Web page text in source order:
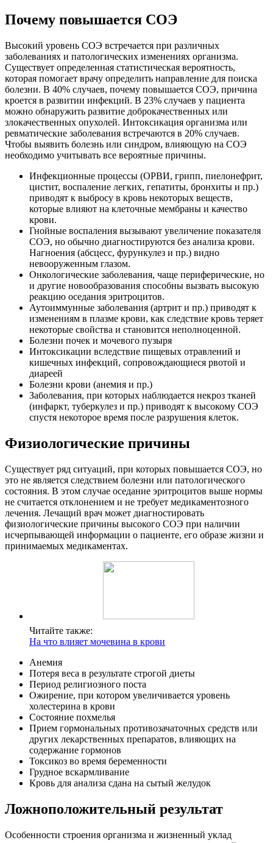
Почему повышается СОЭ
Высокий уровень СОЭ встречается при различных
заболеваниях и патологических изменениях организма.
Существует определенная статистическая вероятность,
которая помогает врачу определить направление для поиска
болезни. В 40% случаев, почему повышается СОЭ, причина
кроется в развитии инфекций. В 23% случаев у пациента
можно обнаружить развитие доброкачественных или
злокачественных опухолей. Интоксикация организма или
ревматические заболевания встречаются в 20% случаев.
Чтобы выявить болезнь или синдром, влияющую на СОЭ
необходимо учитывать все вероятные причины.
Инфекционные процессы (ОРВИ, грипп, пиелонефрит,
цистит, воспаление легких, гепатиты, бронхиты и пр.)
приводят к выбросу в кровь некоторых веществ,
которые влияют на клеточные мембраны и качество
крови.
Гнойные воспаления вызывают увеличение показателя
СОЭ, но обычно диагностируются без анализа крови.
Нагноения (абсцесс, фурункулез и пр.) видно
невооруженным глазом.
Онкологические заболевания, чаще периферические, но
и другие новообразования способны вызвать высокую
реакцию оседания эритроцитов.
Аутоиммунные заболевания (артрит и пр.) приводят к
изменениям в плазме крови, как следствие кровь теряет
некоторые свойства и становится неполноценной.
Болезни почек и мочевого пузыря
Интоксикации вследствие пищевых отравлений и
кишечных инфекций, сопровождающиеся рвотой и
диареей
Болезни крови (анемия и пр.)
Заболевания, при которых наблюдается некроз тканей
(инфаркт, туберкулез и пр.) приводят к высокому СОЭ
спустя некоторое время после разрушения клеток.
Физиологические причины
Существует ряд ситуаций, при которых повышается СОЭ, но
это не является следствием болезни или патологического
состояния. В этом случае оседание эритроцитов выше нормы
не считается отклонением и не требует медикаментозного
лечения. Лечащий врач может диагностировать
физиологические причины высокого СОЭ при наличии
исчерпывающей информации о пациенте, его образе жизни и
принимаемых медикаментах.
Читайте также:
На что влияет мочевина в крови
Анемия
Потеря веса в результате строгой диеты
Период религиозного поста
Ожирение, при котором увеличивается уровень
холестерина в крови
Состояние похмелья
Прием гормональных противозачаточных средств или
других лекарственных препаратов, влияющих на
содержание гормонов
Токсикоз во время беременности
Грудное вскармливание
Кровь для анализа сдана на сытый желудок
Ложноположительный результат
Особенности строения организма и жизненный уклад